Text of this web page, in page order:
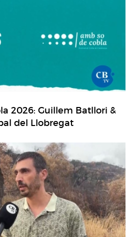
2026: Guillem Batllori &
del Llobregat